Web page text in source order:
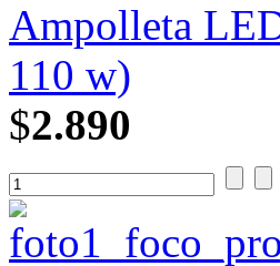
Ampolleta
110 w)
$2.890